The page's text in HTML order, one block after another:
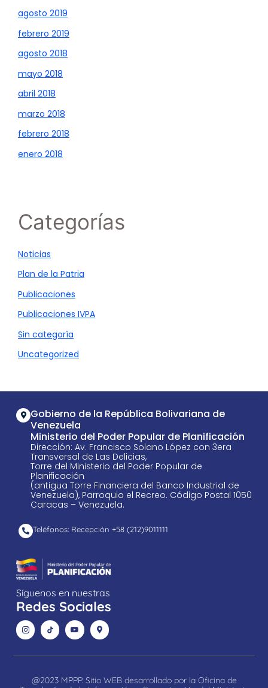
agosto 2019
febrero 2019
agosto 2018
mayo 2018
abril 2018
marzo 2018
febrero 2018
enero 2018
Categorías
Noticias
Plan de la Patria
Publicaciones
Publicaciones IVPA
Sin categoría
Uncategorized
Gobierno de la República Bolivariana de
Venezuela
Ministerio del Poder Popular de Planificación
Dirección: Av. Francisco Solano López con 3era
Transversal de Las Delicias,
Torre del Ministerio del Poder Popular de
Planificación
(antigua Torre Financiera del Banco Industrial de
Venezuela), Parroquia el Recreo. Código Postal 1050
Caracas – Venezuela.
Teléfonos: Recepción +58 ​(212)9011111
Síguenos en nuestras
Redes Sociales
@2023 MPPP. Sitio WEB desarrollado por la Oficina de